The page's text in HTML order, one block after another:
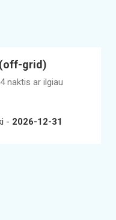
(off-grid)
naktis ar ilgiau
- 2026-12-31